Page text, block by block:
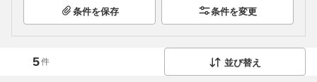
条件を保存 条件を変更
5件 並び替え